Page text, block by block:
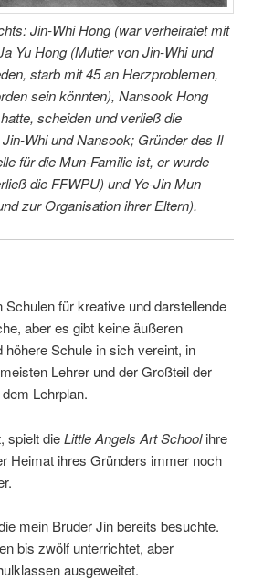
Jin-Whi Hong (war verheiratet mit
Yu Hong (Mutter von Jin-Whi und
starb mit 45 an Herzproblemen,
sein könnten), Nansook Hong
scheiden und verließ die
Whi und Nansook; Gründer des Il
für die Mun-Familie ist, er wurde
die FFWPU) und Ye-Jin Mun
zur Organisation ihrer Eltern).
Schulen für kreative und darstellende
aber es gibt keine äußeren
Schule in sich vereint, in
Lehrer und der Großteil der
Lehrplan.
spielt dieLittle Angels Art Schoolihre
Heimat ihres Gründers immer noch
mein Bruder Jin bereits besuchte.
bis zwölf unterrichtet, aber
ausgeweitet.